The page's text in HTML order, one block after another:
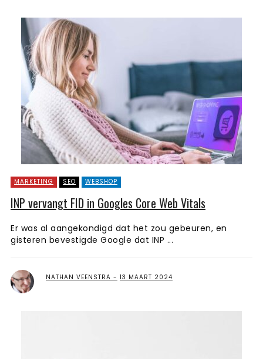
MARKETING SEO WEBSHOP
INP vervangt FID in Googles Core Web Vitals
Er was al aangekondigd dat het zou gebeuren, en
gisteren bevestigde Google dat INP ...
NATHAN VEENSTRA 13 MAART 2024